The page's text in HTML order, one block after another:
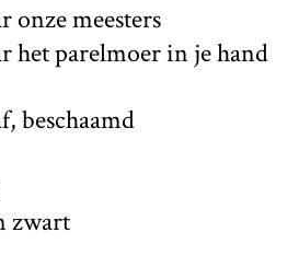
onze meesters
het parelmoer in je hand
beschaamd
zwart